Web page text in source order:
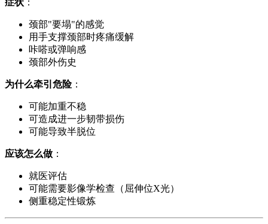
症状 ：
颈部"要塌"的感觉
用手支撑颈部时疼痛缓解
咔嗒或弹响感
颈部外伤史
为什么牵引危险：
可能加重不稳
可造成进一步韧带损伤
可能导致半脱位
应该怎么做 ：
就医评估
可能需要影像学检查（屈伸位X光）
侧重稳定性锻炼